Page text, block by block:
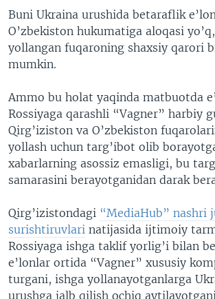
Buni Ukraina urushida betaraflik
O’zbekiston hukumatiga aloqasi
yollangan fuqaroning shaxsiy qarori
mumkin.
Ammo bu holat yaqinda matbuotda
Rossiyaga qarashli “Vagner” harbiy
Qirg’iziston va O’zbekiston
yollash uchun targ’ibot olib
xabarlarning asossiz emasligi, bu
samarasini berayotganidan darak
Qirg’izistondagi “MediaHub” nashri
surishtiruvlari natijasida ijtimoiy
Rossiyaga ishga taklif yorlig’i bilan
e’lonlar ortida “Vagner” xususiy
turgani, ishga yollanayotganlarga
urushga jalb qilish ochiq